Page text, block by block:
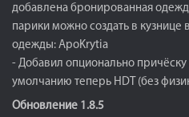
добавлена бронированная
парики можно создать в кузнице
одежды: ApoKrytia
- Добавил опционально
умолчанию теперь HDT (без
Обновление 1.8.5